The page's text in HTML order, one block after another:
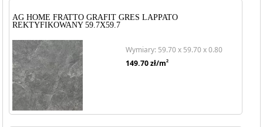
AG HOME FRATTO GRAFIT GRES LAPPATO
REKTYFIKOWANY 59.7X59.7
Wymiary: 59.70 x 59.70 x 0.80
149.70zł/m2